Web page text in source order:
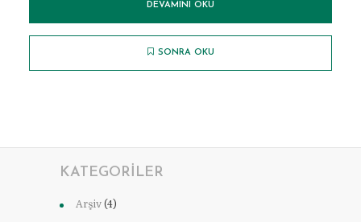
DEVAMINI OKU
SONRA OKU
KATEGORILER
Arşiv (4)